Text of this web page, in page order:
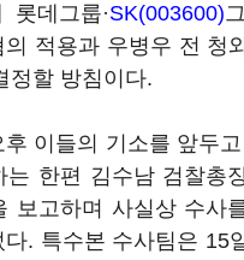
롯데그룹·SK(003600)
적용과 우병우 전 청
정할 방침이다.
이들의 기소를 앞두
는 한편 김수남 검찰총
보고하며 사실상 수사
. 특수본 수사팀은 15